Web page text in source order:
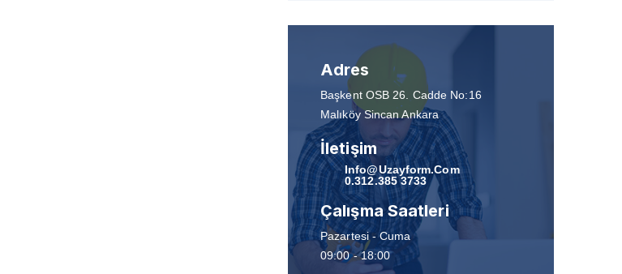
Adres
Başkent OSB 26. Cadde No:16
Malıköy Sincan Ankara
İletişim
Info@uzayform.com
0.312.385 3733
Çalışma Saatleri
Pazartesi - Cuma
09:00 - 18:00